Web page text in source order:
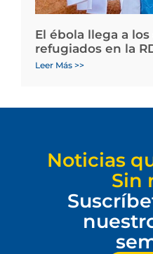
El ébola llega a
refugiados en la
Leer Más >>
Noticias
Sin